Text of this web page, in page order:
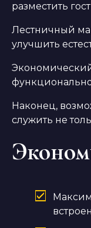
разместить
Лестничный
улучшить
Наконец,
служить не